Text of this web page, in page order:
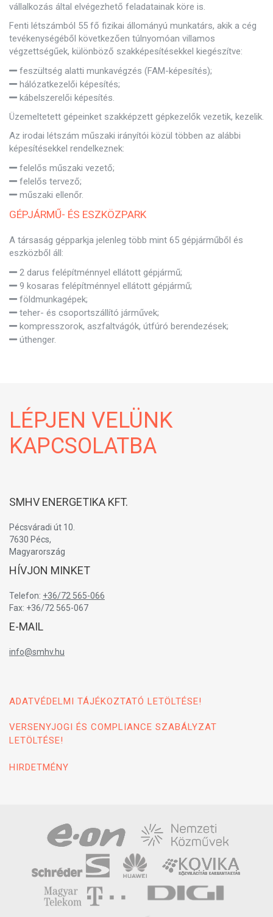
vállalkozás által elvégezhető feladatainak köre is.
Fenti létszámból 55 fő fizikai állományú munkatárs, akik a cég
tevékenységéből következően túlnyomóan villamos
végzettségűek, különböző szakképesítésekkel kiegészítve:
feszültség alatti munkavégzés (FAM-képesítés);
hálózatkezelői képesítés;
kábelszerelői képesítés.
Üzemeltetett gépeinket szakképzett gépkezelők vezetik, kezelik.
Az irodai létszám műszaki irányítói közül többen az alábbi
képesítésekkel rendelkeznek:
felelős műszaki vezető;
felelős tervező;
műszaki ellenőr.
GÉPJÁRMŰ- ÉS ESZKÖZPARK
A társaság gépparkja jelenleg több mint 65 gépjárműből és
eszközből áll:
2 darus felépítménnyel ellátott gépjármű;
9 kosaras felépítménnyel ellátott gépjármű;
földmunkagépek;
teher- és csoportszállító járművek;
kompresszorok, aszfaltvágók, útfúró berendezések;
úthenger.
LÉPJEN VELÜNK
KAPCSOLATBA
SMHV ENERGETIKA KFT.
Pécsváradi út 10.
7630 Pécs,
Magyarország
HÍVJON MINKET
Telefon: +36/72 565-066
Fax: +36/72 565-067
E-MAIL
info@smhv.hu
ADATVÉDELMI TÁJÉKOZTATÓ LETÖLTÉSE!
VERSENYJOGI ÉS COMPLIANCE SZABÁLYZAT
LETÖLTÉSE!
HIRDETMÉNY